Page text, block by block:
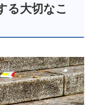
る大切なこ